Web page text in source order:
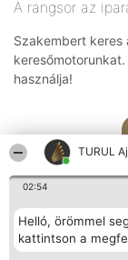
TURUL
02:54
Helló, örömmel
kattintson a
A rangsor az
Szakembert keres
használja!